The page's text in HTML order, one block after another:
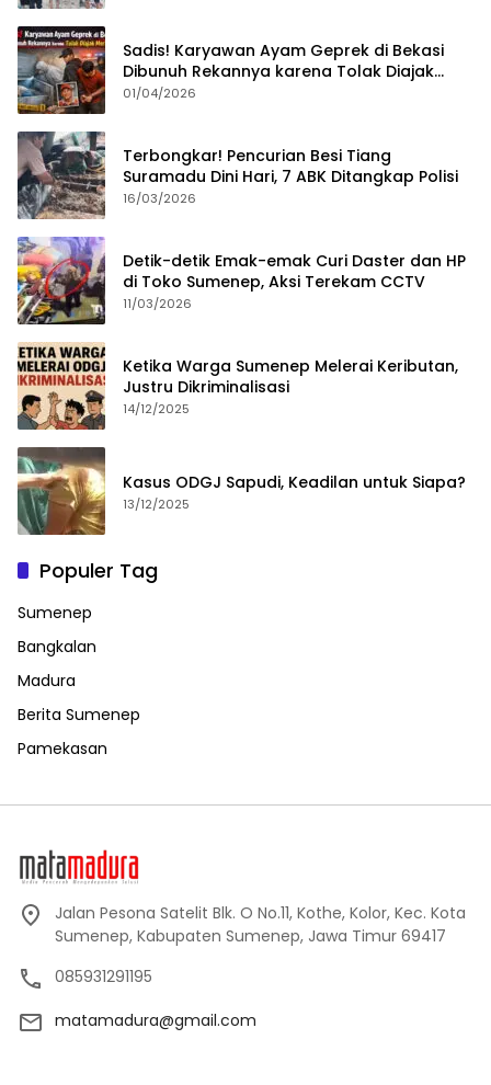
Sadis! Karyawan Ayam Geprek di Bekasi
Dibunuh Rekannya karena Tolak Diajak
Merampok Majikan
01/04/2026
Terbongkar! Pencurian Besi Tiang
Suramadu Dini Hari, 7 ABK Ditangkap Polisi
16/03/2026
Detik-detik Emak-emak Curi Daster dan HP
di Toko Sumenep, Aksi Terekam CCTV
11/03/2026
Ketika Warga Sumenep Melerai Keributan,
Justru Dikriminalisasi
14/12/2025
Kasus ODGJ Sapudi, Keadilan untuk Siapa?
13/12/2025
Populer Tag
Sumenep
Bangkalan
Madura
Berita Sumenep
Pamekasan
Jalan Pesona Satelit Blk. O No.11, Kothe, Kolor, Kec. Kota
Sumenep, Kabupaten Sumenep, Jawa Timur 69417
085931291195
matamadura@gmail.com